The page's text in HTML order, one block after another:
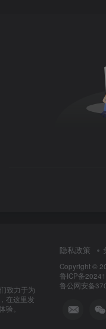
致力于为
在这里发
。
隐私政策
Copyright ©
鲁ICP备
鲁公网安备